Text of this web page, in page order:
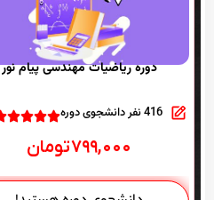
دوره ریاضیات مهندسی پیام نور
416 نفر دانشجوی دوره
۷۹۹,۰۰۰تومان